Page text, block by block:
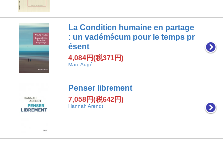
La Condition humaine en partage
: un vadémécum pour le temps pr
ésent
4,084円(税371円)
Marc Augé
Penser librement
7,058円(税642円)
Hannah Arendt